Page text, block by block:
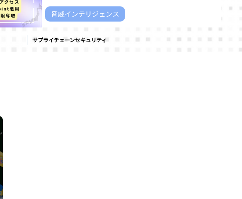
脅威インテリジェンス
7月28日 読了時間: 5分
サプライチェーンセキュリティ